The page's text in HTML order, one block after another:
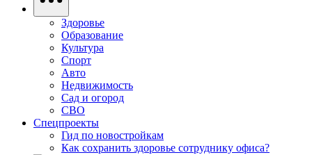
Здоровье
Образование
Культура
Спорт
Авто
Недвижимость
Сад и огород
СВО
Спецпроекты
Гид по новостройкам
Как сохранить здоровье сотруднику офиса?